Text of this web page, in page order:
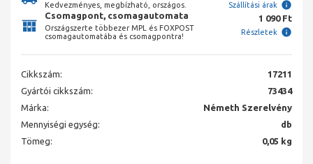
Kedvezményes, megbízható, országos. Szállítási árak
Csomagpont, csomagautomata
Országszerte többezer MPL és FOXPOST
csomagautomatába és csomagpontra!
1 090 Ft
Részletek
Cikkszám:
17211
Gyártói cikkszám:
73434
Márka:
Németh Szerelvény
Mennyiségi egység:
db
Tömeg:
0,05 kg